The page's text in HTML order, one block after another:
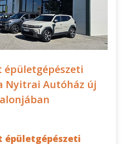
épületgépészeti
Nyitrai Autóház új
épületgépészeti